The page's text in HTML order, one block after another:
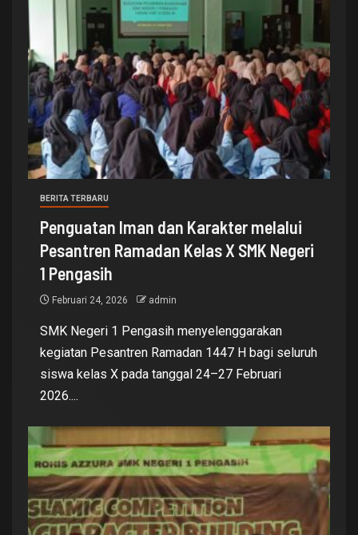
BERITA TERBARU
Penguatan Iman dan Karakter melalui
Pesantren Ramadan Kelas X SMK Negeri
1 Pengasih
Februari 24, 2026 admin
SMK Negeri 1 Pengasih menyelenggarakan
kegiatan Pesantren Ramadan 1447 H bagi seluruh
siswa kelas X pada tanggal 24–27 Februari
2026....